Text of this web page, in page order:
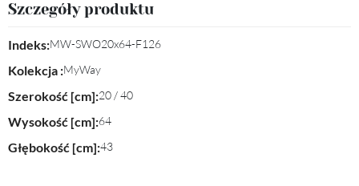
Szczegóły produktu
Indeks:MW-SWO20x64-F126
Kolekcja :MyWay
Szerokość [cm]:20 / 40
Wysokość [cm]:64
Głębokość [cm]:43